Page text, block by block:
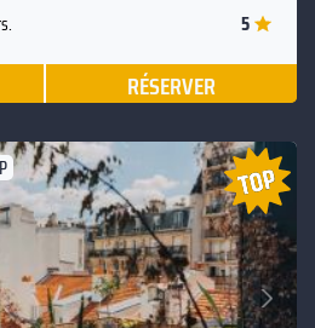
5
RÉSERVER
Suivant